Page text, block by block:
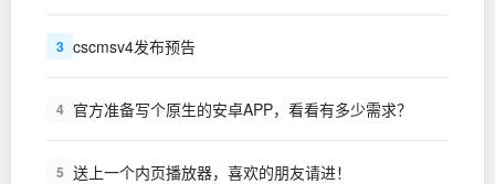
3 cscmsv4发布预告
4 官方准备写个原生的安卓APP，看看有多少需求？
5 送上一个内页播放器，喜欢的朋友请进！